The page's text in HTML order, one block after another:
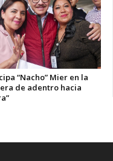
“Nacho” Mier en la
de adentro hacia